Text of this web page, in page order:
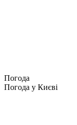
Погода
Погода у Києві